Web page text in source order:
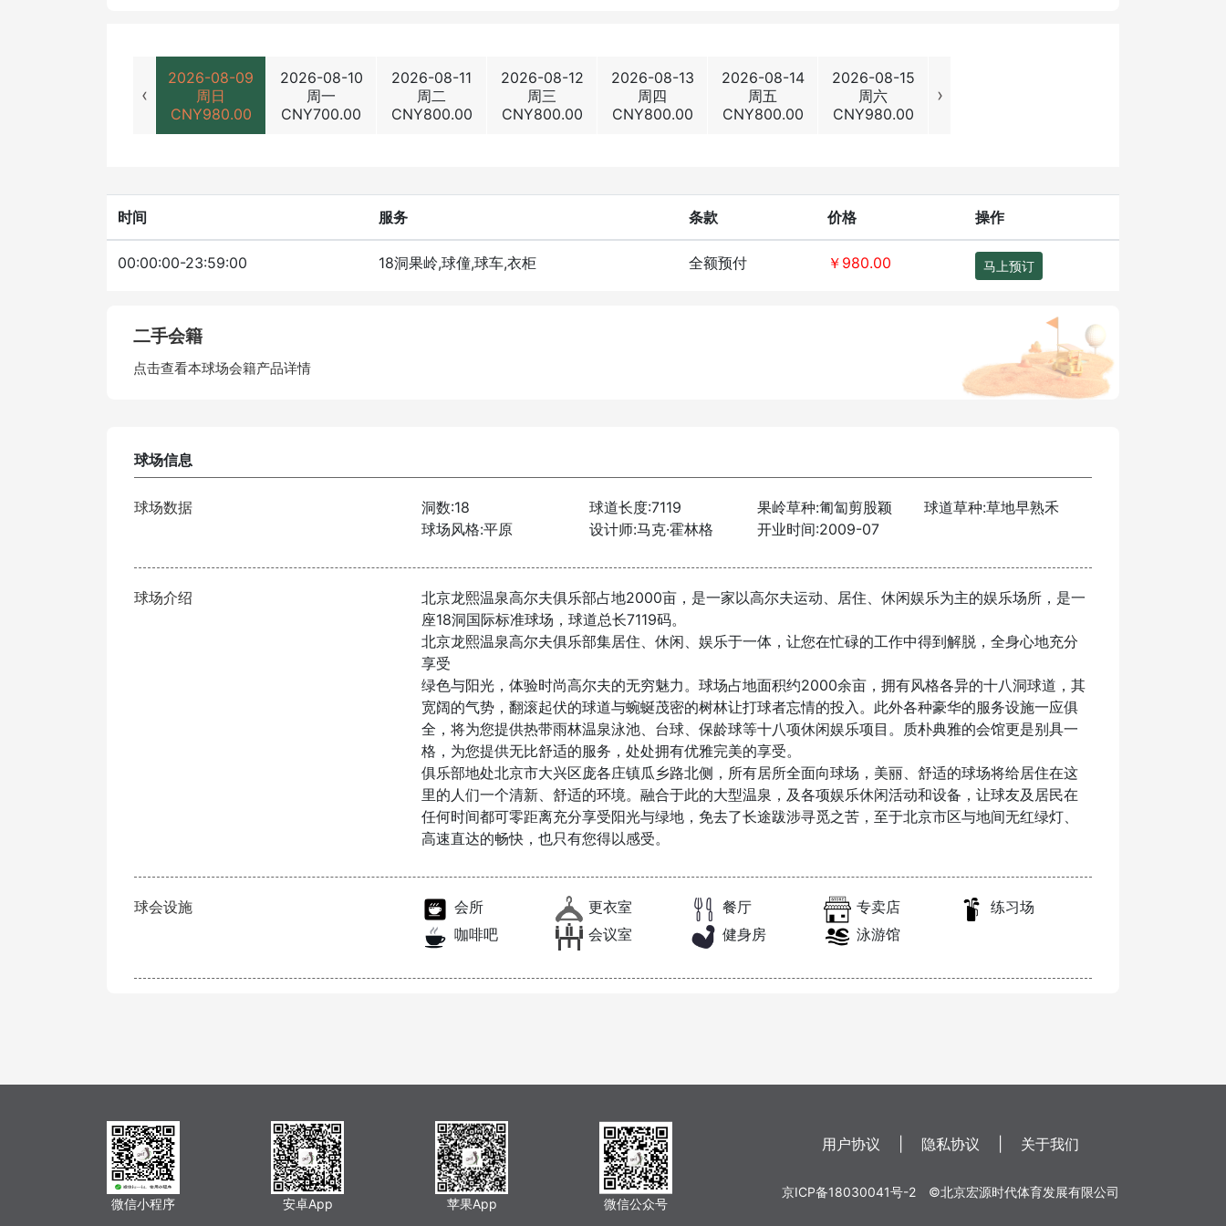
‹
2026-08-09
周日
CNY980.00
2026-08-10
周一
CNY700.00
2026-08-11
周二
CNY800.00
2026-08-12
周三
CNY800.00
2026-08-13
周四
CNY800.00
2026-08-14
周五
CNY800.00
2026-08-15
周六
CNY980.00
›
时间 服务 条款 价格 操作
00:00:00-23:59:00 18洞果岭,球僮,球车,衣柜 全额预付 ￥980.00 马上预订
二手会籍
点击查看本球场会籍产品详情
球场信息
球场数据 洞数:18 球道长度:7119 果岭草种:匍匐剪股颖
球道草种:草地早熟禾
球场风格:平原
设计师:马克·霍林格 开业时间:2009-07
球场介绍
北京龙熙温泉高尔夫俱乐部占地2000亩，是一家以高尔夫运动、居住、休闲娱乐为主的娱乐场所，是一
座18洞国际标准球场，球道总长7119码。
北京龙熙温泉高尔夫俱乐部集居住、休闲、娱乐于一体，让您在忙碌的工作中得到解脱，全身心地充分
享受
绿色与阳光，体验时尚高尔夫的无穷魅力。球场占地面积约2000余亩，拥有风格各异的十八洞球道，其
宽阔的气势，翻滚起伏的球道与蜿蜒茂密的树林让打球者忘情的投入。此外各种豪华的服务设施一应俱
全，将为您提供热带雨林温泉泳池、台球、保龄球等十八项休闲娱乐项目。质朴典雅的会馆更是别具一
格，为您提供无比舒适的服务，处处拥有优雅完美的享受。
俱乐部地处北京市大兴区庞各庄镇瓜乡路北侧，所有居所全面向球场，美丽、舒适的球场将给居住在这
里的人们一个清新、舒适的环境。融合于此的大型温泉，及各项娱乐休闲活动和设备，让球友及居民在
任何时间都可零距离充分享受阳光与绿地，免去了长途跋涉寻觅之苦，至于北京市区与地间无红绿灯、
高速直达的畅快，也只有您得以感受。
球会设施 会所 更衣室 餐厅 专卖店
练习场
咖啡吧
会议室 健身房 泳游馆
微信小程序 安卓App 苹果App 微信公众号
用户协议 隐私协议 关于我们
京ICP备18030041号-2 ©北京宏源时代体育发展有限公司